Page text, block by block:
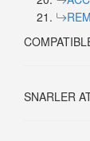
SNARLER